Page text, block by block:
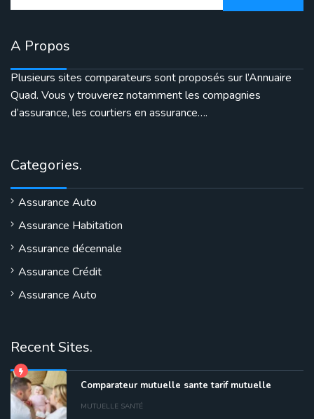
A Propos
Plusieurs sites comparateurs sont proposés sur l’Annuaire
Quad. Vous y trouverez notamment les compagnies
d’assurance, les courtiers en assurance….
Categories.
Assurance Auto
Assurance Habitation
Assurance décennale
Assurance Crédit
Assurance Auto
Recent Sites.
Comparateur mutuelle sante tarif mutuelle
MUTUELLE SANTÉ